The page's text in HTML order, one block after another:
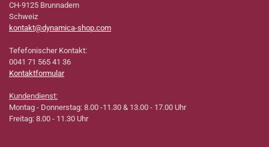
CH-9125 Brunnadern
Schweiz
kontakt@dynamica-shop.com
Tefefonischer Kontakt:
0041 71 565 41 36
Kontaktformular
Kundendienst:
Montag - Donnerstag: 8.00 -11.30 & 13.00 - 17.00 Uhr
Freitag: 8.00 - 11.30 Uhr